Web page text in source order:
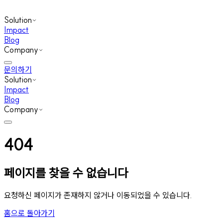
Solution
Impact
Blog
Company
문의하기
Solution
Impact
Blog
Company
404
페이지를 찾을 수 없습니다
요청하신 페이지가 존재하지 않거나 이동되었을 수 있습니다.
홈으로 돌아가기